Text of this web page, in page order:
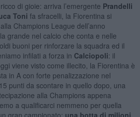
di gioie: arriva l’emergente Prandelli
Toni fa sfracelli, la Fiorentina si
Champions League dell’anno
grande nel calcio che conta e nelle
buoni per rinforzare la squadra ed il
infilati a forza in Calciopoli: il
viene visto come illecito, la Fiorentina è
in A con forte penalizzazione nel
punti da scontare in quello dopo, una
alla Champions appena
a qualificarci nemmeno per quella
gran campionato: una botta di milioni